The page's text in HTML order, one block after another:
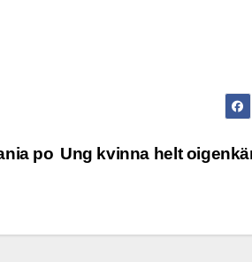
Ung kvinna helt
po